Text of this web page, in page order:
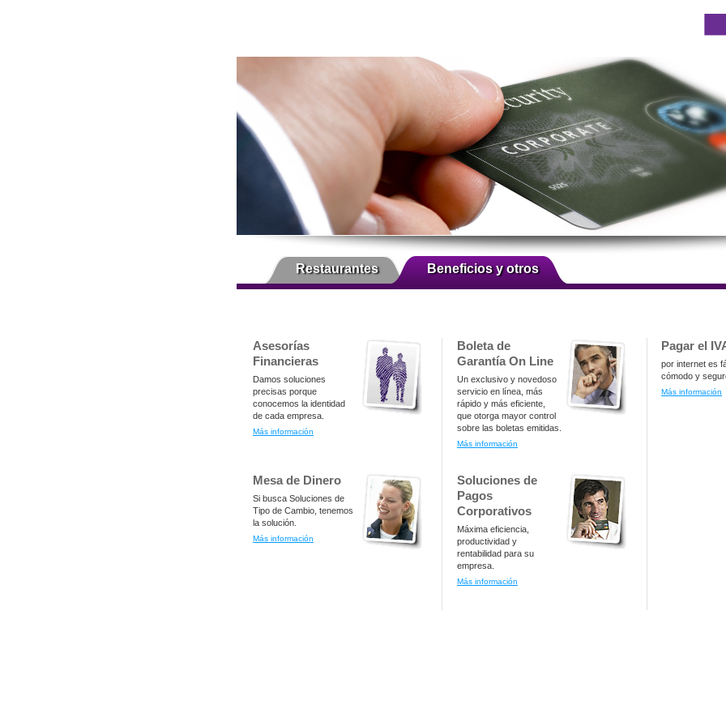
Restaurantes Beneficios y otros
Asesorías
Financieras
Damos soluciones
precisas porque
conocemos la identidad
de cada empresa.
Más información
Boleta de
Garantía On Line
Un exclusivo y novedoso
servicio en línea, más
rápido y más eficiente,
que otorga mayor control
sobre las boletas emitidas.
Más información
Pagar el
por internet es
cómodo y
Más información
Mesa de Dinero
Si busca Soluciones de
Tipo de Cambio, tenemos
la solución.
Más información
Soluciones de
Pagos
Corporativos
Máxima eficiencia,
productividad y
rentabilidad para su
empresa.
Más información